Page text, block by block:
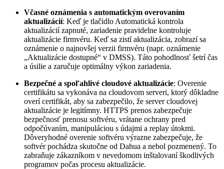
Včasné oznámenia s automatickým overovaním
aktualizácií: Keď je tlačidlo Automatická kontrola
aktualizácií zapnuté, zariadenie pravidelne kontroluje
aktualizácie firmvéru. Keď sa zistí aktualizácia, zobrazí sa
oznámenie o najnovšej verzii firmvéru (napr. oznámenie
„Aktualizácie dostupné“ v DMSS). Táto pohodlnosť šetrí čas
a úsilie a zaručuje optimálny výkon zariadenia.
Bezpečné a spoľahlivé cloudové aktualizácie: Overenie
certifikátu sa vykonáva na cloudovom serveri, ktorý dôkladne
overí certifikát, aby sa zabezpečilo, že server cloudovej
aktualizácie je legitímny. HTTPS prenos zabezpečuje
bezpečnosť prenosu softvéru, vrátane ochrany pred
odpočúvaním, manipuláciou s údajmi a replay útokmi.
Dôveryhodné overenie softvéru výrazne zabezpečuje, že
softvér pochádza skutočne od Dahua a nebol pozmenený. To
zabraňuje zákazníkom v nevedomom inštalovaní škodlivých
programov počas procesu aktualizácie.